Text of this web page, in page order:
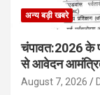
अन्य बड़ी खबरे
चंपावत:2026 के
से आवेदन
August 7, 2026